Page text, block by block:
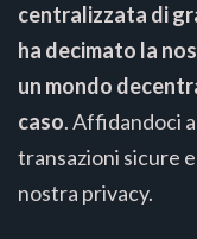
centralizzata di
ha decimato la
un mondo
caso. Affidandoci
transazioni sicure
nostra privacy.